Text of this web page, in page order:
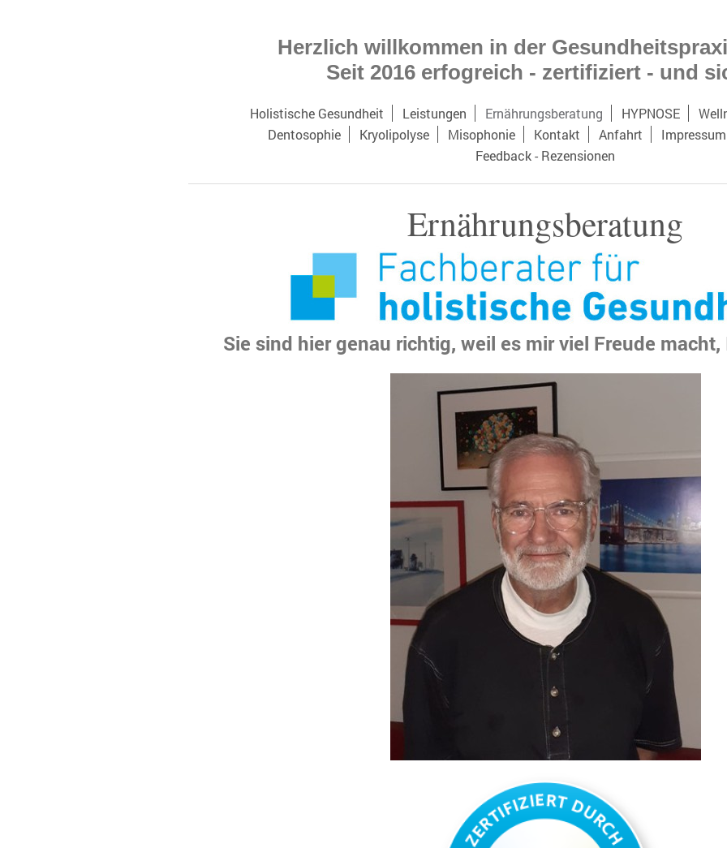
Herzlich willkommen in der
Seit 2016 erfogreich - zertifiziert - und
Holistische Gesundheit Leistungen Ernährungsberatung HYPNOSE
Dentosophie
Kryolipolyse Misophonie Kontakt Anfahrt Impressum
Feedback - Rezensionen
Ernährungsberatung
Sie sind hier genau richtig, weil es mir viel Freude macht,